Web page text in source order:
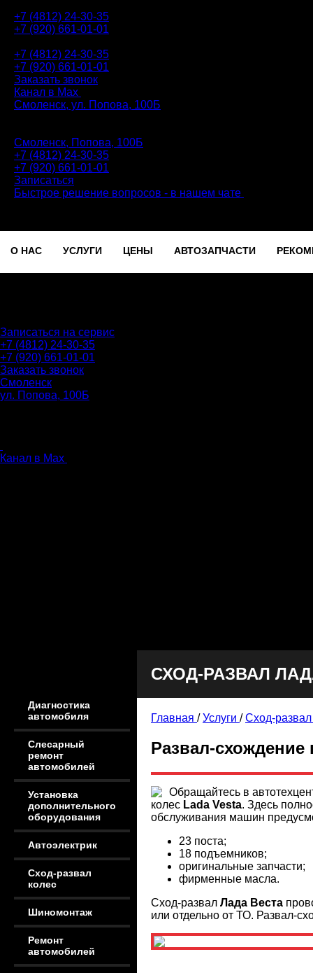
+7 (4812) 24-30-35
+7 (920) 661-01-01
+7 (4812) 24-30-35
+7 (920) 661-01-01
Заказать звонок
Канал в Max
Смоленск, ул. Попова, 100Б
Смоленск, Попова, 100Б
+7 (4812) 24-30-35
+7 (920) 661-01-01
Записаться
Быстрое решение вопросов - в нашем чате
О НАС УСЛУГИ ЦЕНЫ АВТОЗАПЧАСТИ
Записаться на сервис
+7 (4812) 24-30-35
+7 (920) 661-01-01
Заказать звонок
Смоленск
ул. Попова, 100Б
Канал в Max
Диагностика
автомобиля
Слесарный
ремонт
автомобилей
Установка
дополнительного
оборудования
Автоэлектрик
Сход-развал
колес
Шиномонтаж
Ремонт
автомобилей
СХОД-РАЗВАЛ
Главная /Услуги /Сход-развал
Развал-схождение
Обращайтесь в
колес Lada Vesta. Здесь
обслуживания машин
23 поста;
18 подъемников;
оригинальные запчасти;
фирменные масла.
Сход-развал Лада Веста
или отдельно от ТО. Развал-